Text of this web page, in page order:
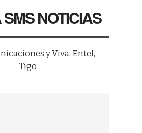
NOTICIAS
y Viva, Entel,
Tigo